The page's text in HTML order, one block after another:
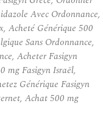
Avec Ordonnance,
Acheté Générique 500
Sans Ordonnance,
Acheter Fasigyn
mg Fasigyn Israël,
Générique Fasigyn
Achat 500 mg